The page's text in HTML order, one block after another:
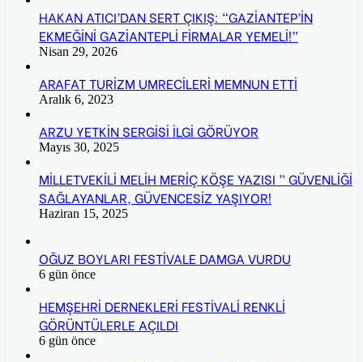
HAKAN ATICI’DAN SERT ÇIKIŞ: “GAZİANTEP’İN
EKMEĞİNİ GAZİANTEPLİ FİRMALAR YEMELİ!”
Nisan 29, 2026
ARAFAT TURİZM UMRECİLERİ MEMNUN ETTİ
Aralık 6, 2023
ARZU YETKİN SERGİSİ İLGİ GÖRÜYOR
Mayıs 30, 2025
MİLLETVEKİLİ MELİH MERİÇ KÖŞE YAZISI ” GÜVENLİĞİ
SAĞLAYANLAR, GÜVENCESİZ YAŞIYOR!
Haziran 15, 2025
OĞUZ BOYLARI FESTİVALE DAMGA VURDU
6 gün önce
HEMŞEHRİ DERNEKLERİ FESTİVALİ RENKLİ
GÖRÜNTÜLERLE AÇILDI
6 gün önce